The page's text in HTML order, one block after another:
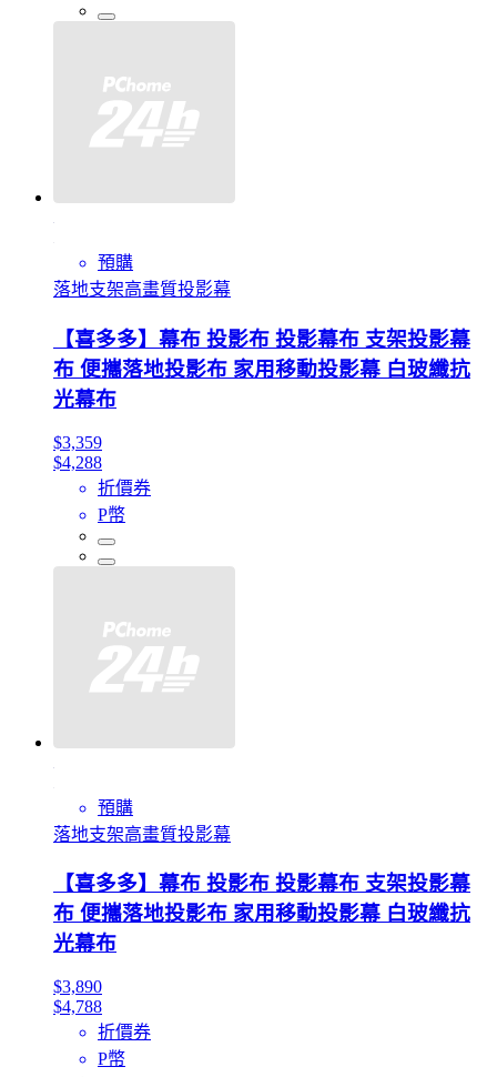
預購
落地支架高畫質投影幕
【喜多多】幕布 投影布 投影幕布 支架投影幕
布 便攜落地投影布 家用移動投影幕 白玻纖抗
光幕布
$3,359
$4,288
折價券
P幣
預購
落地支架高畫質投影幕
【喜多多】幕布 投影布 投影幕布 支架投影幕
布 便攜落地投影布 家用移動投影幕 白玻纖抗
光幕布
$3,890
$4,788
折價券
P幣